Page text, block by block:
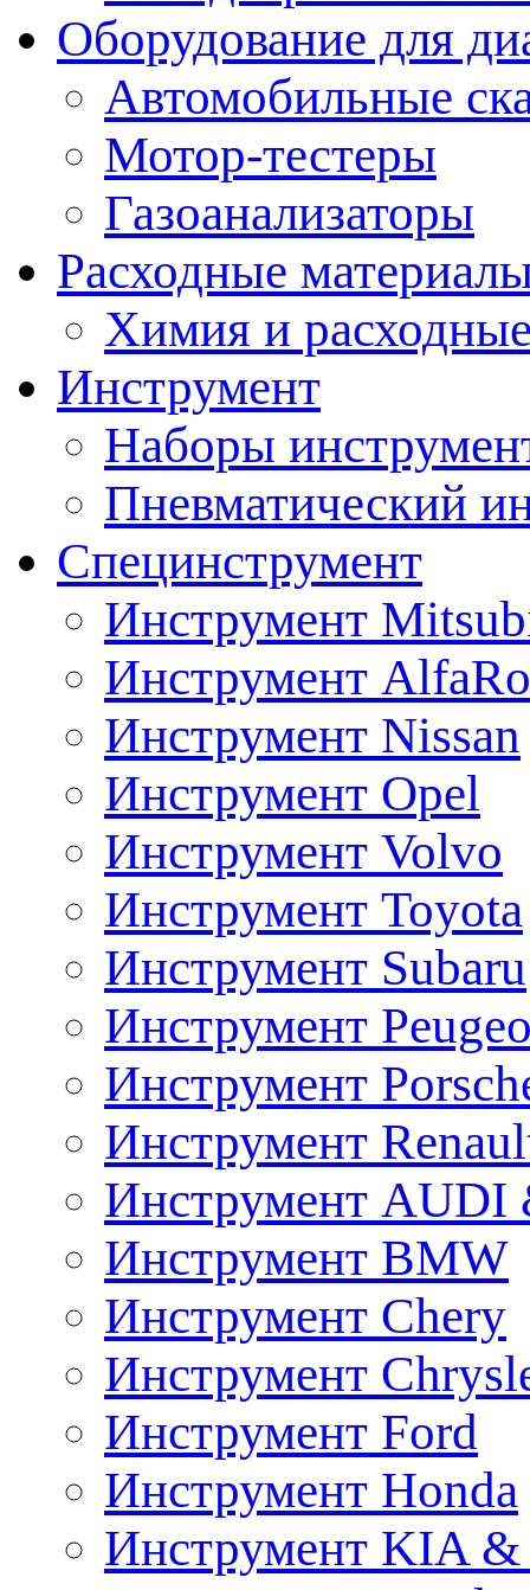
Оборудование для
Автомобильные
Мотор-тестеры
Газоанализаторы
Расходные
Химия и
Инструмент
Наборы
Пневматический
Специнструмент
Инструмент
Инструмент
Инструмент Nissan
Инструмент Opel
Инструмент Volvo
Инструмент Toyota
Инструмент Subaru
Инструмент
Инструмент
Инструмент
Инструмент AUDI
Инструмент BMW
Инструмент Chery
Инструмент
Инструмент Ford
Инструмент Honda
Инструмент KIA